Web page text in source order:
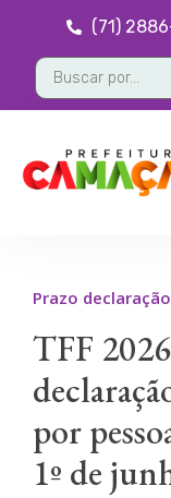
(71)
Prazo
TFF
por
1º de